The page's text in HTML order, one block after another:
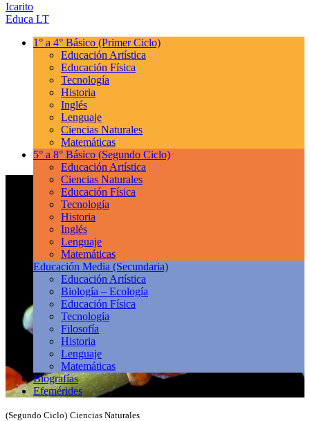
Icarito
Educa LT
1° a 4° Básico (Primer Ciclo)
Educación Artística
Educación Física
Tecnología
Historia
Inglés
Lenguaje
Ciencias Naturales
Matemáticas
5° a 8° Básico (Segundo Ciclo)
Educación Artística
Ciencias Naturales
Educación Física
Tecnología
Historia
Inglés
Lenguaje
Matemáticas
Educación Media (Secundaria)
Educación Artística
Biología – Ecología
Educación Física
Tecnología
Filosofía
Historia
Lenguaje
Matemáticas
Biografías
Efemérides
(Segundo Ciclo) Ciencias Naturales